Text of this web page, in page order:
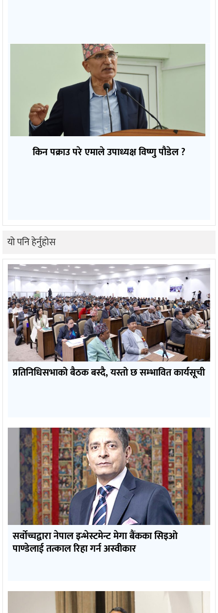
किन पक्राउ परे एमाले उपाध्यक्ष विष्णु पौडेल ?
यो पनि हेर्नुहोस
प्रतिनिधिसभाको बैठक बस्दै, यस्तो छ सम्भावित कार्यसूची
सर्वोच्चद्वारा नेपाल इन्भेस्टमेन्ट मेगा बैंकका सिइओ
पाण्डेलाई तत्काल रिहा गर्न अस्वीकार